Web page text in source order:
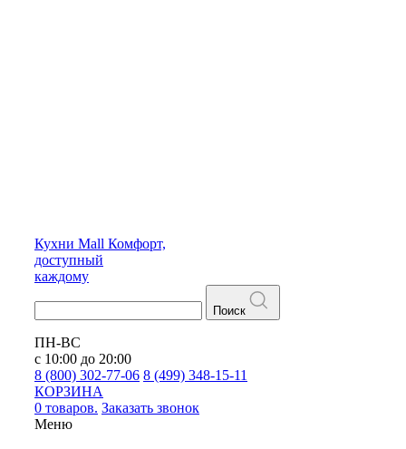
Кухни Mall Комфорт,
доступный
каждому
Поиск
ПН-ВС
с 10:00 до 20:00
8 (800) 302-77-06 8 (499) 348-15-11
КОРЗИНА
0 товаров. Заказать звонок
Меню